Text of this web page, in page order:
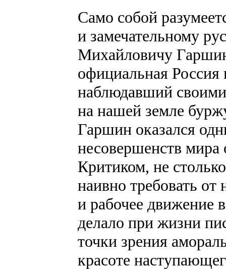
Само собой
и замечательному
Михайловичу
официальная
наблюдавший
на нашей земле
Гаршин оказался
несовершенств мира
Критиком, не
наивно требовать от
и рабочее движение
делало при жизни
точки зрения
красоте